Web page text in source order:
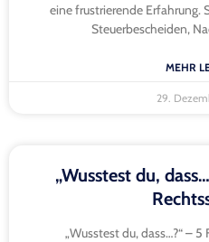
eine frustrierende Erfahrung.
Steuerbescheiden,
MEHR
29.
„Wusstest du,
„Wusstest du, dass…?“ –